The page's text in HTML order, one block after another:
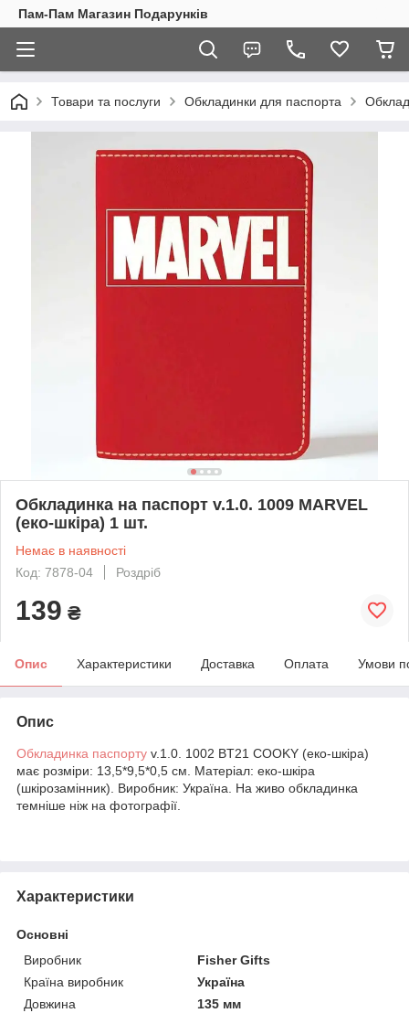
Пам-Пам Магазин Подарунків
Товари та послуги Обкладинки для паспорта
Обкладинка на паспорт v.1.0. 1009 MARVEL
(еко-шкіра) 1 шт.
Немає в наявності
Код: 7878-04
Роздріб
139 ₴
Опис Характеристики Доставка Оплата Умови
Опис
Обкладинка паспорту v.1.0. 1002 BT21 COOKY (еко-шкіра)
має розміри: 13,5*9,5*0,5 см. Матеріал: еко-шкіра
(шкірозамінник). Виробник: Україна. На живо обкладинка
темніше ніж на фотографії.
Характеристики
Основні
Виробник
Fisher Gifts
Країна виробник
Україна
Довжина
135 мм